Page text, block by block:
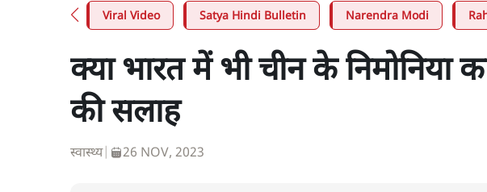
Viral Video Satya Hindi Bulletin Narendra Modi
क्या भारत में भी चीन के निमोनिया
की सलाह
स्वास्थ्य| 26 NOV, 2023